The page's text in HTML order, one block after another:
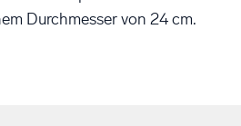
Durchmesser von 24 cm.